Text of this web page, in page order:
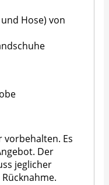
Hose) von
Es
Der
jeglicher